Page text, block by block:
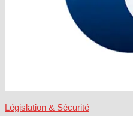
Législation & Sécurité